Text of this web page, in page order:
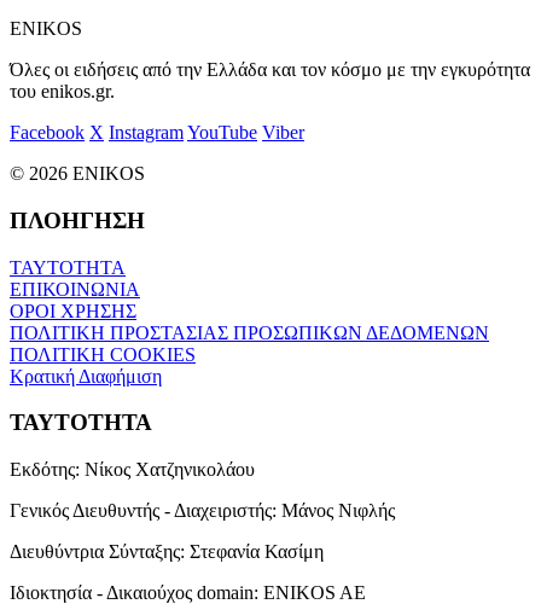
ENIKOS
Όλες οι ειδήσεις από την Ελλάδα και τον κόσμο με την εγκυρότητα
του enikos.gr.
Facebook X InstagramYouTube Viber
© 2026 ENIKOS
ΠΛΟΗΓΗΣΗ
ΤΑΥΤΟΤΗΤΑ
ΕΠΙΚΟΙΝΩΝΙΑ
ΟΡΟΙ ΧΡΗΣΗΣ
ΠΟΛΙΤΙΚΗ ΠΡΟΣΤΑΣΙΑΣ ΠΡΟΣΩΠΙΚΩΝ ΔΕΔΟΜΕΝΩΝ
ΠΟΛΙΤΙΚΗ COOKIES
Κρατική Διαφήμιση
ΤΑΥΤΟΤΗΤΑ
Εκδότης: Νίκος Χατζηνικολάου
Γενικός Διευθυντής - Διαχειριστής: Μάνος Νιφλής
Διευθύντρια Σύνταξης: Στεφανία Κασίμη
Ιδιοκτησία - Δικαιούχος domain: ENIKOS AE